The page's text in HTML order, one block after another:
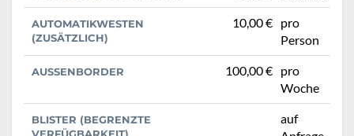
AUTOMATIKWESTEN
(ZUSÄTZLICH)
10,00 € pro
Person
AUSSENBORDER 100,00 € pro
Woche
BLISTER (BEGRENZTE
auf